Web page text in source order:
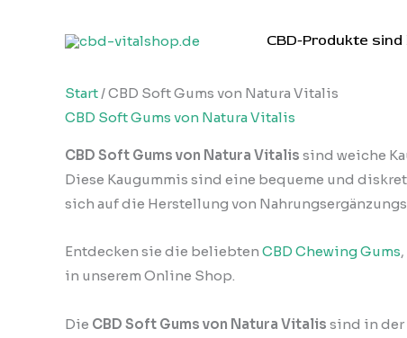
CBD-Produkte
Start/ CBD Soft Gums von Natura Vitalis
CBD Soft Gums von Natura Vitalis
CBD Soft Gums von Natura Vitalis sind weiche
Diese Kaugummis sind eine bequeme und
sich auf die Herstellung von
Entdecken sie die beliebten CBD Chewing Gums,
in unserem Online Shop.
Die CBD Soft Gums von Natura Vitalis sind in der